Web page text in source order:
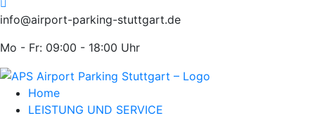
info@airport-parking-stuttgart.de
Mo - Fr: 09:00 - 18:00 Uhr
Home
LEISTUNG UND SERVICE